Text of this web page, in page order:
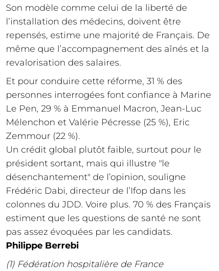
Son modèle comme celui de la liberté de
l’installation des médecins, doivent être
repensés, estime une majorité de Français. De
même que l’accompagnement des aînés et la
revalorisation des salaires.
Et pour conduire cette réforme, 31 % des
personnes interrogées font confiance à Marine
Le Pen, 29 % à Emmanuel Macron, Jean-Luc
Mélenchon et Valérie Pécresse (25 %), Eric
Zemmour (22 %).
Un crédit global plutôt faible, surtout pour le
président sortant, mais qui illustre "le
désenchantement" de l’opinion, souligne
Frédéric Dabi, directeur de l’Ifop dans les
colonnes du JDD. Voire plus. 70 % des Français
estiment que les questions de santé ne sont
pas assez évoquées par les candidats.
Philippe Berrebi
(1) Fédération hospitalière de France